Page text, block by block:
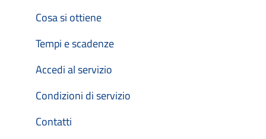
Cosa si ottiene
Tempi e scadenze
Accedi al servizio
Condizioni di servizio
Contatti